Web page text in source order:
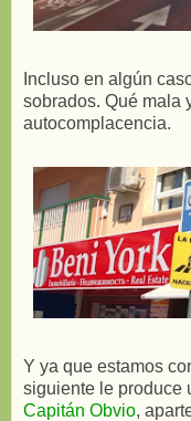
Incluso en algún
sobrados. Qué mala
autocomplacencia.
Y ya que estamos
siguiente le produce
Capitán Obvio,